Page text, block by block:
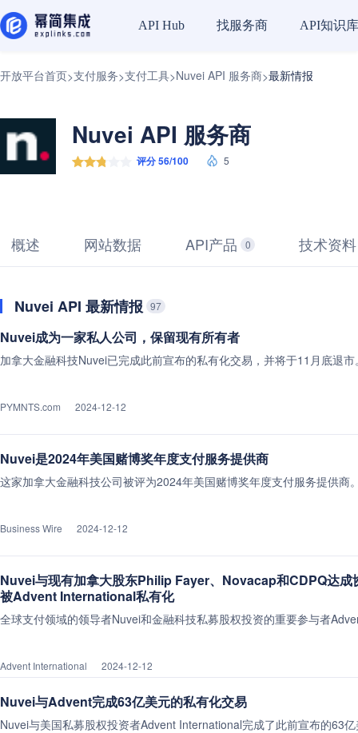
API Hub 找服务商 API知识库
开放平台首页>支付服务>支付工具>Nuvei API 服务商>最新情报
Nuvei API 服务商
评分 56/100 5
概述 网站数据 API产品 0 技术资料
Nuvei API 最新情报 97
Nuvei成为一家私人公司，保留现有所有者
加拿大金融科技Nuvei已完成此前宣布的私有化交易，并将于11月底退市
PYMNTS.com 2024-12-12
Nuvei是2024年美国赌博奖年度支付服务提供商
这家加拿大金融科技公司被评为2024年美国赌博奖年度支付服务提供商
Business Wire 2024-12-12
Nuvei与现有加拿大股东Philip Fayer、Novacap和CDPQ达成
被Advent International私有化
全球支付领域的领导者Nuvei和金融科技私募股权投资的重要参与者
Advent International 2024-12-12
Nuvei与Advent完成63亿美元的私有化交易
Nuvei与美国私募股权投资者Advent International完成了此前宣布的63